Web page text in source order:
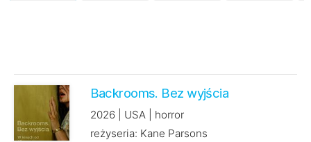
Backrooms. Bez wyjścia
2026 | USA | horror
reżyseria: Kane Parsons